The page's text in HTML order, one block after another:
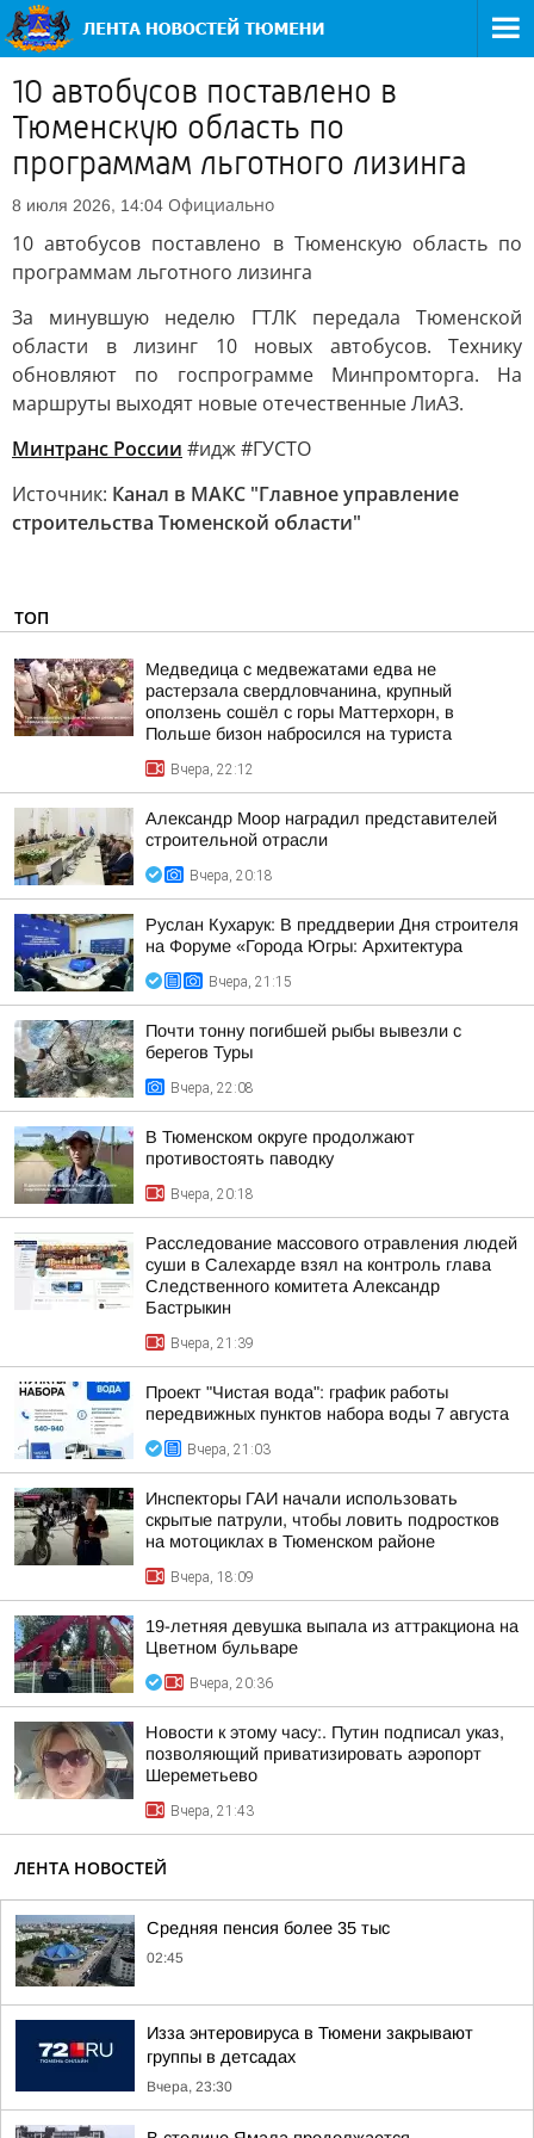
10 автобусов поставлено в
Тюменскую область по
программам льготного лизинга
8 июля 2026, 14:04 Официально
10 автобусов поставлено в Тюменскую область по
программам льготного лизинга
За минувшую неделю ГТЛК передала Тюменской
области в лизинг 10 новых автобусов. Технику
обновляют по госпрограмме Минпромторга. На
маршруты выходят новые отечественные ЛиАЗ.
Минтранс России #идж #ГУСТО
Источник: Канал в МАКС "Главное управление
строительства Тюменской области"
ТОП
Медведица с медвежатами едва не
растерзала свердловчанина, крупный
оползень сошёл с горы Маттерхорн, в
Польше бизон набросился на туриста
Вчера, 22:12
Александр Моор наградил представителей
строительной отрасли
Вчера, 20:18
Руслан Кухарук: В преддверии Дня строителя
на Форуме «Города Югры: Архитектура
Вчера, 21:15
Почти тонну погибшей рыбы вывезли с
берегов Туры
Вчера, 22:08
В Тюменском округе продолжают
противостоять паводку
Вчера, 20:18
Расследование массового отравления людей
суши в Салехарде взял на контроль глава
Следственного комитета Александр
Бастрыкин
Вчера, 21:39
Проект "Чистая вода": график работы
передвижных пунктов набора воды 7 августа
Вчера, 21:03
Инспекторы ГАИ начали использовать
скрытые патрули, чтобы ловить подростков
на мотоциклах в Тюменском районе
Вчера, 18:09
19-летняя девушка выпала из аттракциона на
Цветном бульваре
Вчера, 20:36
Новости к этому часу:. Путин подписал указ,
позволяющий приватизировать аэропорт
Шереметьево
Вчера, 21:43
ЛЕНТА НОВОСТЕЙ
Средняя пенсия более 35 тыс
02:45
Изза энтеровируса в Тюмени закрывают
группы в детсадах
Вчера, 23:30